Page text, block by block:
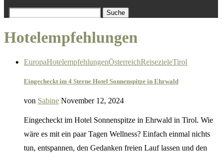
Suche
Hotelempfehlungen
EuropaHotelempfehlungenÖsterreichReisezieleTirol
Eingecheckt im 4 Sterne Hotel Sonnenspitze in Ehrwald
von Sabine November 12, 2024
Eingecheckt im Hotel Sonnenspitze in Ehrwald in Tirol. Wie
wäre es mit ein paar Tagen Wellness? Einfach einmal nichts
tun, entspannen, den Gedanken freien Lauf lassen und den